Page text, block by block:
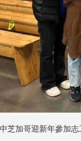
芝加哥迎新年參加志